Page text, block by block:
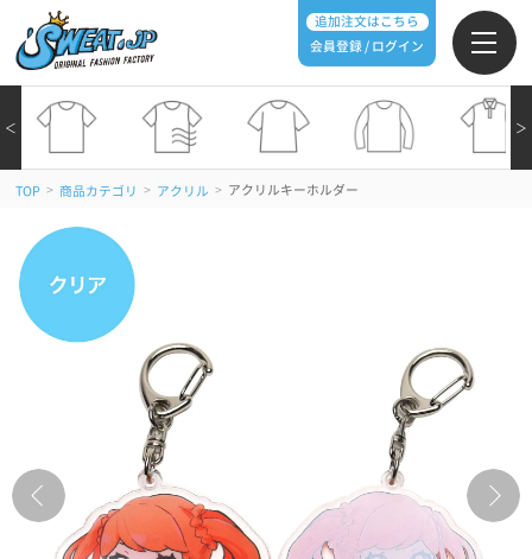
追加注文はこちら
会員登録 / ログイン
＞
＜
TOP > 商品カテゴリ > アクリル > アクリルキーホルダー